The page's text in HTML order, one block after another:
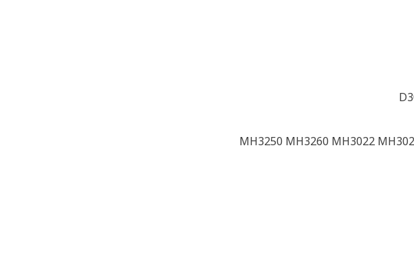
MH3250 MH3260 MH3022